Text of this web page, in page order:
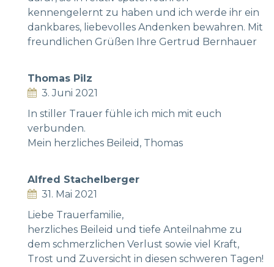
kennengelernt zu haben und ich werde ihr ein
dankbares, liebevolles Andenken bewahren. Mit
freundlichen Grüßen Ihre Gertrud Bernhauer
Thomas Pilz
3. Juni 2021
In stiller Trauer fühle ich mich mit euch
verbunden.
Mein herzliches Beileid, Thomas
Alfred Stachelberger
31. Mai 2021
Liebe Trauerfamilie,
herzliches Beileid und tiefe Anteilnahme zu
dem schmerzlichen Verlust sowie viel Kraft,
Trost und Zuversicht in diesen schweren Tagen!